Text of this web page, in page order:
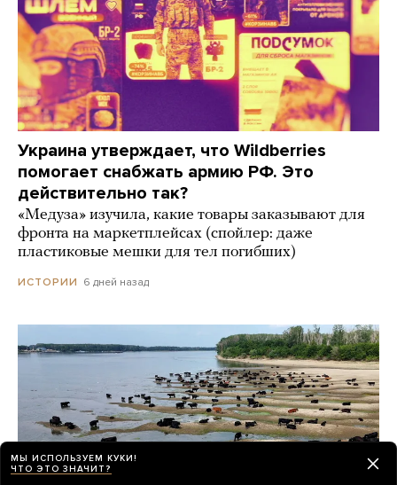
Украина утверждает, что Wildberries
помогает снабжать армию РФ. Это
действительно так?
«Медуза» изучила, какие товары заказывают для
фронта на маркетплейсах (спойлер: даже
пластиковые мешки для тел погибших)
ИСТОРИИ 6 дней назад
МЫ ИСПОЛЬЗУЕМ КУКИ!
ЧТО ЭТО ЗНАЧИТ?